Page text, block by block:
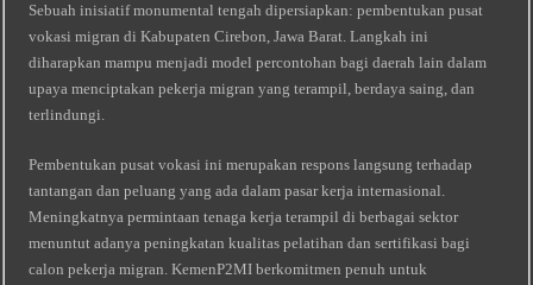
Sebuah inisiatif monumental tengah dipersiapkan: pembentukan pusat
vokasi migran di Kabupaten Cirebon, Jawa Barat. Langkah ini
diharapkan mampu menjadi model percontohan bagi daerah lain dalam
upaya menciptakan pekerja migran yang terampil, berdaya saing, dan
terlindungi.
Pembentukan pusat vokasi ini merupakan respons langsung terhadap
tantangan dan peluang yang ada dalam pasar kerja internasional.
Meningkatnya permintaan tenaga kerja terampil di berbagai sektor
menuntut adanya peningkatan kualitas pelatihan dan sertifikasi bagi
calon pekerja migran. KemenP2MI berkomitmen penuh untuk